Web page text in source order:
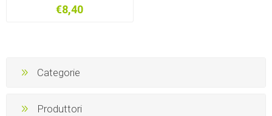
€8,40
Categorie
Produttori